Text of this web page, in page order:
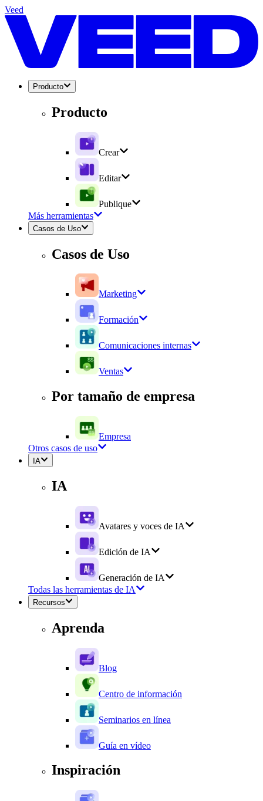
Veed
Producto
Producto
Crear
Editar
Publique
Más herramientas
Casos de Uso
Casos de Uso
Marketing
Formación
Comunicaciones internas
Ventas
Por tamaño de empresa
Empresa
Otros casos de uso
IA
IA
Avatares y voces de IA
Edición de IA
Generación de IA
Todas las herramientas de IA
Recursos
Aprenda
Blog
Centro de información
Seminarios en línea
Guía en vídeo
Inspiración